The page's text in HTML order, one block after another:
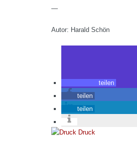
—
Autor: Harald Schön
teilen
teilen
teilen
Druck